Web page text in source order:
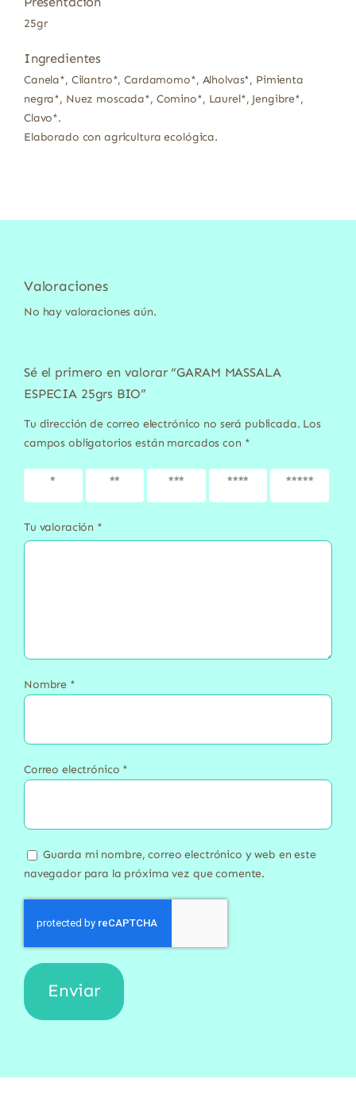
25gr
Ingredientes
Canela*, Cilantro*, Cardamomo*, Alholvas*, Pimienta
negra*, Nuez moscada*, Comino*, Laurel*, Jengibre*,
Clavo*.
Elaborado con agricultura ecológica.
Valoraciones
No hay valoraciones aún.
Sé el primero en valorar “GARAM MASSALA
ESPECIA 25grs BIO”
Tu dirección de correo electrónico no será publicada. Los
campos obligatorios están marcados con *
1 de 5
2 de 5
3 de 5
4 de 5
5 de 5
Tu valoración *
Nombre *
Correo electrónico *
Guarda mi nombre, correo electrónico y web en este
navegador para la próxima vez que comente.